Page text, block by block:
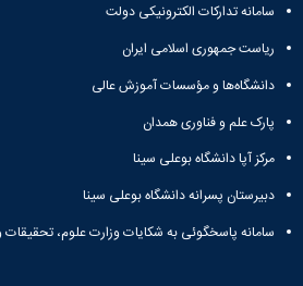
سامانه تدارکات الکترونیکی دولت
ریاست جمهوری اسلامی ایران
دانشگاه‌ها و مؤسسات آموزش عالی
پارک علم و فناوری همدان
مرکز آپا دانشگاه بوعلی سینا
دبیرستان پسرانه دانشگاه بوعلی سینا
سامانه پاسخگوئی به شکایات وزارت علوم، تحقیقات